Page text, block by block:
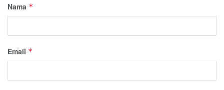
Nama *
Email *